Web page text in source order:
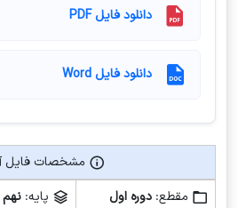
دانلود فایل PDF
دانلود فایل Word
مشخصات فایل آزمون
مشخصات فایل
مقطع: دوره اول
پایه: نهم